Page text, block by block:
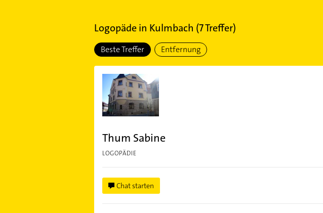
Logopädein Kulmbach (7Treffer)
Beste Treffer Entfernung
Thum Sabine
LOGOPÄDIE
Chat starten